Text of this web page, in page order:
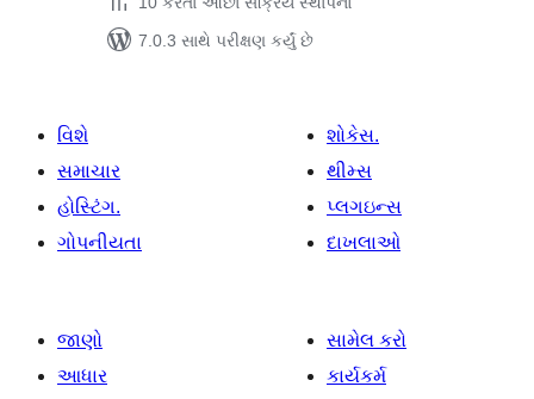
7.0.3 સાથે પરીક્ષણ કર્યું છે
વિશે
સમાચાર
હોસ્ટિંગ.
ગોપનીયતા
શોકેસ.
થીમ્સ
પ્લગઇન્સ
દાખલાઓ
જાણો
આધાર
સામેલ કરો
કાર્યકર્મ